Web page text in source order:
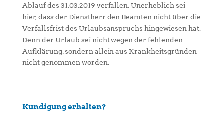
Ablauf des 31.03.2019 verfallen. Unerheblich sei
hier, dass der Dienstherr den Beamten nicht über die
Verfallsfrist des Urlaubsanspruchs hingewiesen hat.
Denn der Urlaub sei nicht wegen der fehlenden
Aufklärung, sondern allein aus Krankheitsgründen
nicht genommen worden.
Kündigung erhalten?